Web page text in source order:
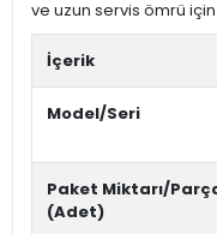
ve uzun servis ömrü
İçerik
Model/Seri
Paket Miktarı/
(Adet)